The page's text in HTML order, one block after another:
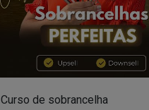
Curso de sobrancelha